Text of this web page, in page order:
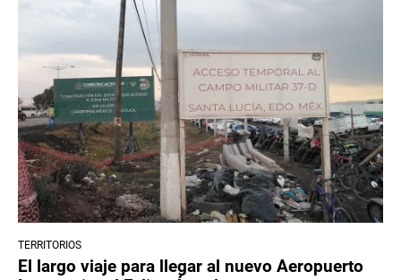
TERRITORIOS
El largo viaje para llegar al nuevo Aeropuerto